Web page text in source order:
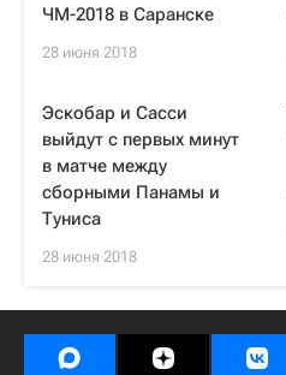
ЧМ-2018 в Саранске
28 июня 2018
Эскобар и Сасси
выйдут с первых минут
в матче между
сборными Панамы и
Туниса
28 июня 2018